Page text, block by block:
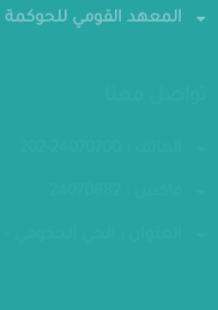
المعهد القومي للحوكمة